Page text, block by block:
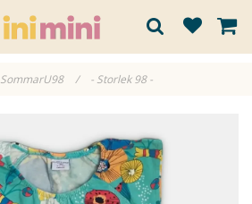
SommarU98 / - Storlek 98 -